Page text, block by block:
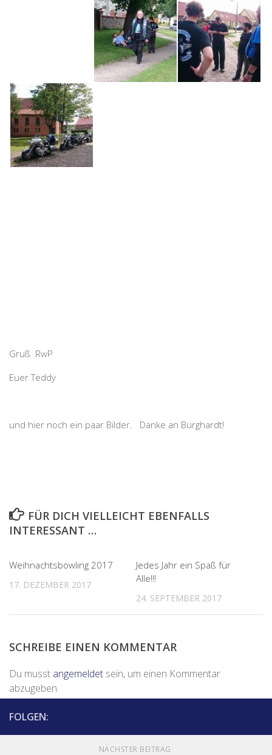
Gruß RwP
Euer Teddy
und hier noch ein paar Bilder. Danke an Burghardt!
FÜR DICH VIELLEICHT EBENFALLS
INTERESSANT …
Weihnachtsbowling 2017
17. DEZEMBER 2017
Jedes Jahr ein Spaß für
Alle!!!
24. SEPTEMBER 2017
SCHREIBE EINEN KOMMENTAR
Du musst angemeldet sein, um einen Kommentar
abzugeben.
FOLGEN:
NÄCHSTER BEITRAG